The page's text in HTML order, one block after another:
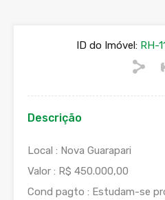
ID do Imóvel: RH-
Descrição
Local : Nova Guarapari
Valor : R$ 450.000,00
Cond pagto : Estudam-se